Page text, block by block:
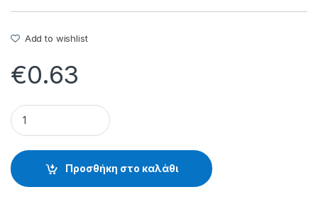
Add to wishlist
€0.63
ΑΠΑΓΚΙΣΤΡΩΤΗΣ 3210 - 38.72.03.210 quantity
Προσθήκη στο καλάθι